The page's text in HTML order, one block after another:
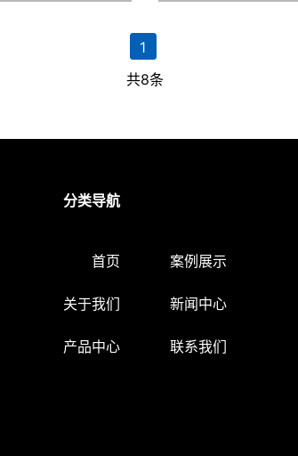
1
共8条
分类导航
首页
关于我们
产品中心
案例展示
新闻中心
联系我们